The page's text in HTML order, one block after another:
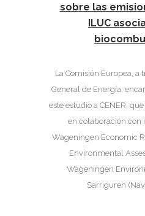
sobre las
ILUC
La Comisión Europea, a
General de Energía,
este estudio a CENER,
en colaboración con
Wageningen Economic
Environmental
Wageningen
Sarriguren